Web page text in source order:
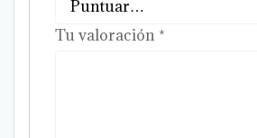
Tu valoración *